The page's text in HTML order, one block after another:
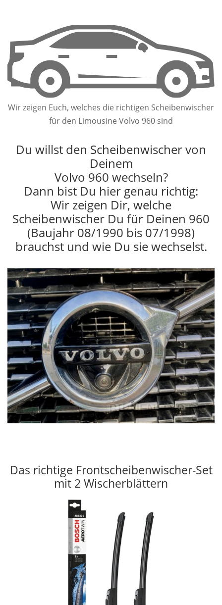
Wir zeigen Euch, welches die richtigen Scheibenwischer
für den Limousine Volvo 960 sind
Du willst den Scheibenwischer von
Deinem
Volvo 960 wechseln?
Dann bist Du hier genau richtig:
Wir zeigen Dir, welche
Scheibenwischer Du für Deinen 960
(Baujahr 08/1990 bis 07/1998)
brauchst und wie Du sie wechselst.
Das richtige Frontscheibenwischer-Set
mit 2 Wischerblättern